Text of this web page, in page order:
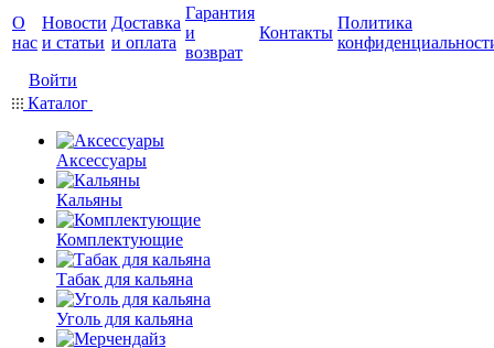
О
нас
Новости
и статьи
Доставка
и оплата
Гарантия
и
возврат
Контакты
Политика
Войти
Каталог
Аксессуары
Кальяны
Комплектующие
Табак для кальяна
Уголь для кальяна